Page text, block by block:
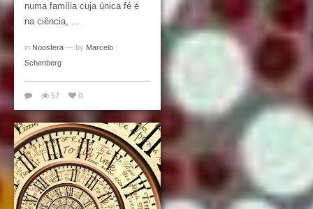
numa família cuja única fé é
na ciência, ...
in Noosfera — by Marcelo
Schenberg
57 0